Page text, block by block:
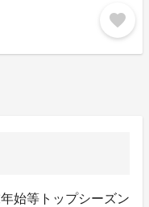
favorite
始等トップシーズン